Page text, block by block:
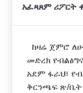
አፈጻጸም ሪፖርት
ከዛሬ ጀምሮ
መድረክ
አደም ፋራህ፣
ቅርንጫፍ ጽ/